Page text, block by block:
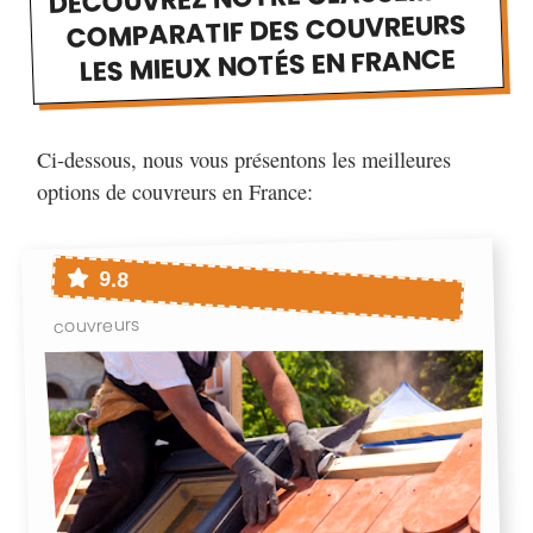
Alençon Alfortville Algrange
Allauch Allez-et-Cazeneuve Allonnes
Ambleny Amiens
Andrézieux-Bouthéon Angers
Angoulême Annecy Annemasse
Annet-sur-Marne Antibes Antony
Anzin Appoigny Arcachon Arcueil
Argentan Argenteuil Argonay
Arles Armentières Arnage
COMPARATIF DES COUVREURS
LES MIEUX NOTÉS EN FRANCE
Ci-dessous, nous vous présentons les meilleures
options de couvreurs en France:
9.8
couvreurs